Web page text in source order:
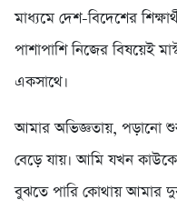
মাধ্যমে দেশ-বিদেশের
পাশাপাশি নিজের বিষয়েই
একসাথে।
আমার অভিজ্ঞতায়, পড়ানো
বেড়ে যায়। আমি যখন
বুঝতে পারি কোথায় আমার